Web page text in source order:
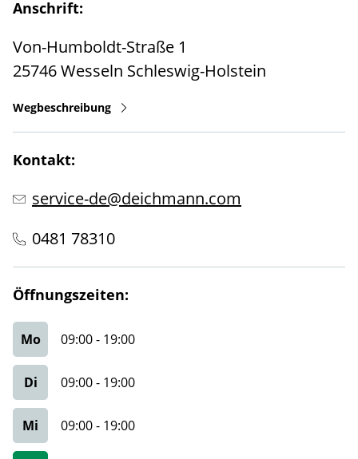
Anschrift:
Von-Humboldt-Straße 1
25746Wesseln Schleswig-Holstein
Wegbeschreibung
Kontakt:
service-de@deichmann.com
0481 78310
Öffnungszeiten:
Mo 09:00- 19:00
Di 09:00- 19:00
Mi 09:00- 19:00